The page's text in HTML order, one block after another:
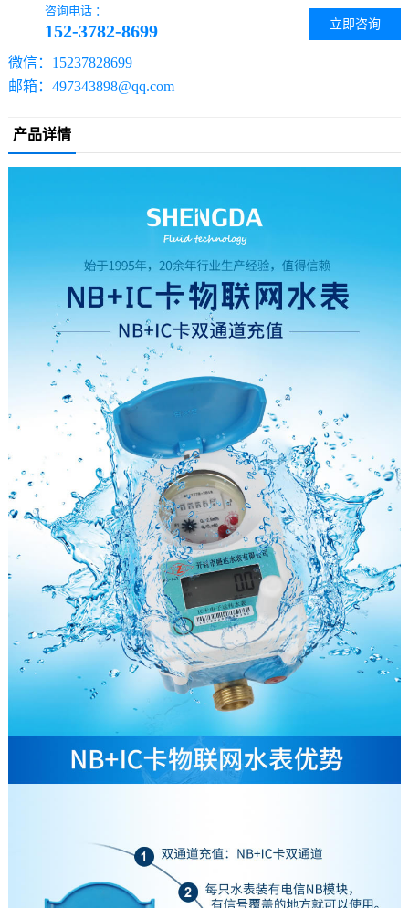
立即咨询
咨询电话 ：
152-3782-8699
微信：15237828699
邮箱：497343898@qq.com
产品详情